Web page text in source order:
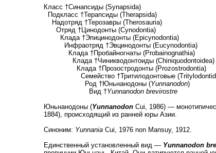
Класс †Синапсиды (Synapsida)
Подкласс †Терапсиды (Therapsida)
Надотряд †Терозавры (Therosauria)
Отряд †Цинодонты (Cynodontia)
Клада †Эпицинодонты (Epicynodontia)
Инфраотряд †Эвцинодонты (Eucynodontia)
Клада †Пробайногнаты (Probainognathia)
Клада †Чиникводонтоиды (Chiniquodontоidea)
Клада †Прозостродонты (Prozostrodontia)
Семейство †Тритилодонтовые
Род †Юньнанодоны (Yunnanodon)
Вид †Yunnanodon brevirostre
Юньнанодоны (YunnanodonCui, 1986) —
1884), происходящий из ранней юры Азии.
Синоним: YunnaniaCui, 1976 non Mansuy, 1912.
Единственный установленный вид — Yunnanodon